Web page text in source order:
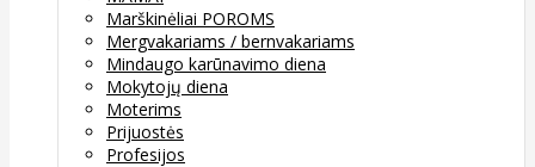
Marškinėliai POROMS
Mergvakariams / bernvakariams
Mindaugo karūnavimo diena
Mokytojų diena
Moterims
Prijuostės
Profesijos